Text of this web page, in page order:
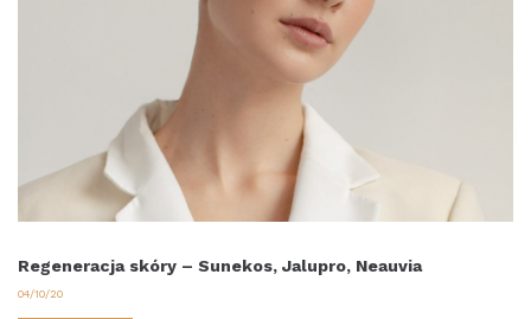
Regeneracja skóry – Sunekos, Jalupro, Neauvia
04/10/20